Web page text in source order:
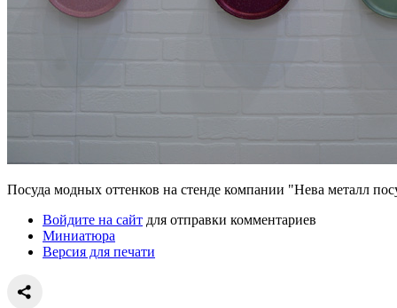
Посуда модных оттенков на стенде компании "Нева металл
Войдите на сайт для отправки комментариев
Миниатюра
Версия для печати